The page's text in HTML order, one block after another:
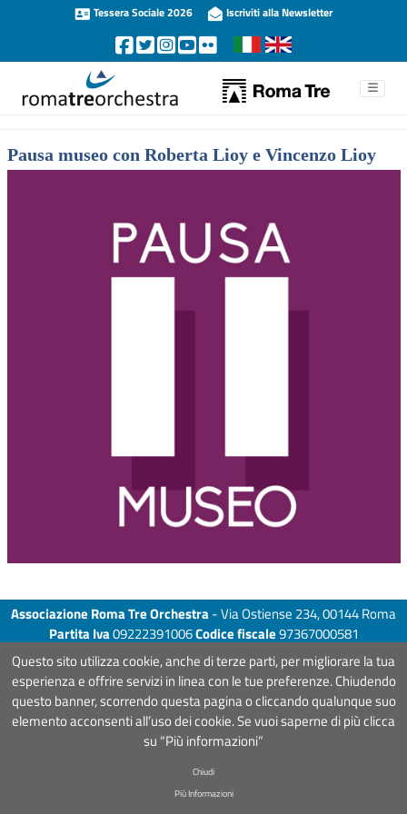
Tessera Sociale 2026 Iscriviti alla Newsletter
Pausa museo con Roberta Lioy e Vincenzo Lioy
Associazione Roma Tre Orchestra- Via Ostiense 234, 00144 Roma
Partita Iva09222391006Codice fiscale97367000581
COOKIE POLICY- DISCLAIMER- Design&Development byMister
Wolf srl- Hosting by Bsnewline& Pieffe
Questo sito utilizza cookie, anche di terze parti, per migliorare la tua
esperienza e offrire servizi in linea con le tue preferenze. Chiudendo
questo banner, scorrendo questa pagina o cliccando qualunque suo
elemento acconsenti all’uso dei cookie. Se vuoi saperne di più clicca
su “Più informazioni”
Chiudi
Più Informazioni